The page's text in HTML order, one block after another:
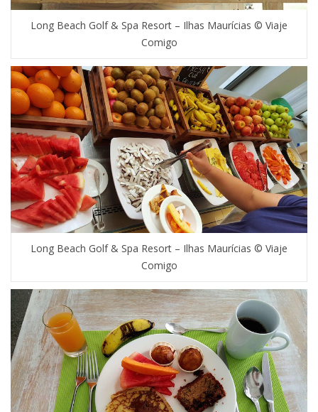
Long Beach Golf & Spa Resort – Ilhas Maurícias © Viaje
Comigo
Long Beach Golf & Spa Resort – Ilhas Maurícias © Viaje
Comigo